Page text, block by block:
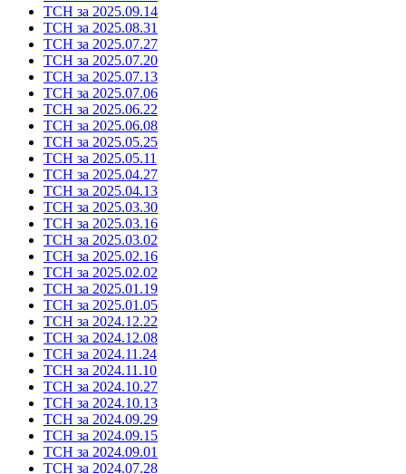
ТСН за 2025.09.14
ТСН за 2025.08.31
ТСН за 2025.07.27
ТСН за 2025.07.20
ТСН за 2025.07.13
ТСН за 2025.07.06
ТСН за 2025.06.22
ТСН за 2025.06.08
ТСН за 2025.05.25
ТСН за 2025.05.11
ТСН за 2025.04.27
ТСН за 2025.04.13
ТСН за 2025.03.30
ТСН за 2025.03.16
ТСН за 2025.03.02
ТСН за 2025.02.16
ТСН за 2025.02.02
ТСН за 2025.01.19
ТСН за 2025.01.05
ТСН за 2024.12.22
ТСН за 2024.12.08
ТСН за 2024.11.24
ТСН за 2024.11.10
ТСН за 2024.10.27
ТСН за 2024.10.13
ТСН за 2024.09.29
ТСН за 2024.09.15
ТСН за 2024.09.01
ТСН за 2024.07.28